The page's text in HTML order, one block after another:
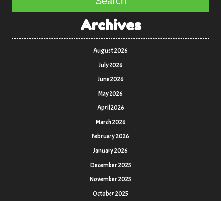
Archives
August 2026
July 2026
June 2026
May 2026
April 2026
March 2026
February 2026
January 2026
December 2025
November 2025
October 2025